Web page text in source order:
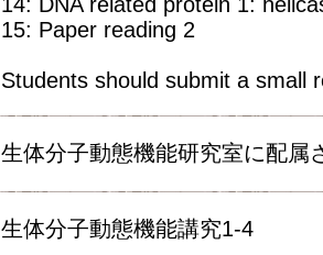
15: Paper reading 2
Students should submit a small
生体分子動態機能研究室に配属
生体分子動態機能講究1-4